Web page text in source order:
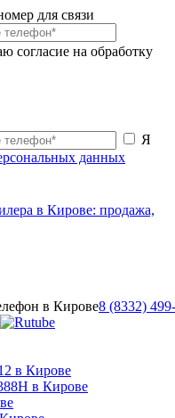
для связи
согласие на обработку
Я
данных
в Кирове8 (8332)